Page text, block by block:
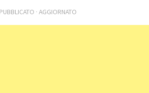
· AGGIORNATO